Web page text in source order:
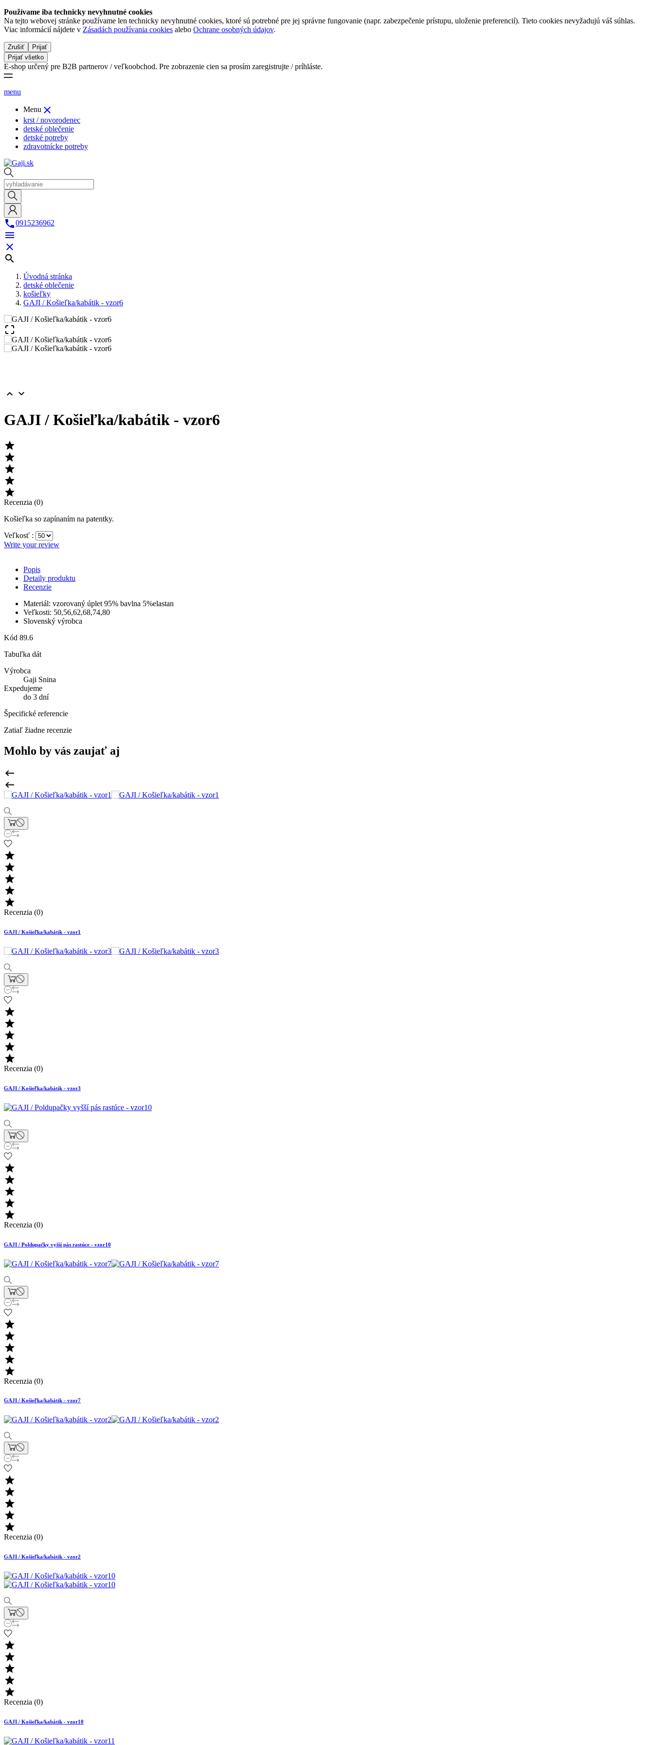
Používame iba technicky nevyhnutné cookies
Na tejto webovej stránke používame len technicky nevyhnutné cookies, ktoré sú potrebné pre jej správne fungovanie (napr. zabezpečenie prístupu, uloženie preferencií). Tieto cookies nevyžadujú váš súhlas.
Viac informácií nájdete v Zásadách používania cookies alebo Ochrane osobných údajov.
Zrušiť
Prijať
Prijať všetko
E-shop určený pre B2B partnerov / veľkoobchod. Pre zobrazenie cien sa prosím zaregistrujte / príhláste.
menu
Menu 
krst / novorodenec
detské oblečenie
detské potreby
zdravotnícke potreby
0915236962



Úvodná stránka
detské oblečenie
košieľky
GAJI / Košieľka/kabátik - vzor6

 
GAJI / Košieľka/kabátik - vzor6





Recenzia (0)
Košieľka so zapínaním na patentky.
Veľkosť :
Write your review
Popis
Detaily produktu
Recenzie
Materiál: vzorovaný úplet 95% bavlna 5%elastan
Veľkosti: 50,56,62,68,74,80
Slovenský výrobca
Kód 89.6
Tabuľka dát
Výrobca
Gaji Snina
Expedujeme
do 3 dní
Špecifické referencie
Zatiaľ žiadne recenzie
Mohlo by vás zaujať aj







Recenzia (0)
GAJI / Košieľka/kabátik - vzor1





Recenzia (0)
GAJI / Košieľka/kabátik - vzor3





Recenzia (0)
GAJI / Poldupačky vyšší pás rastúce - vzor10





Recenzia (0)
GAJI / Košieľka/kabátik - vzor7





Recenzia (0)
GAJI / Košieľka/kabátik - vzor2





Recenzia (0)
GAJI / Košieľka/kabátik - vzor10